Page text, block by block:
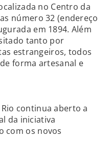
no Centro da
número 32 (endereço
em 1894. Além
tanto por
estrangeiros, todos
forma artesanal e
continua aberto a
da iniciativa
com os novos